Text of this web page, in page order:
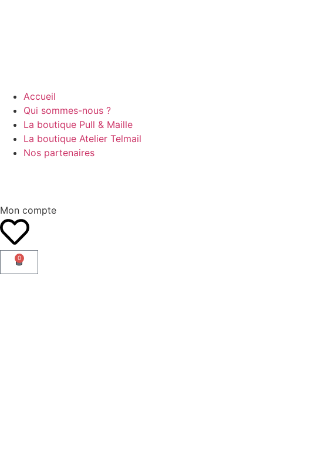
Accueil
Qui sommes-nous ?
La boutique Pull & Maille
La boutique Atelier Telmail
Nos partenaires
Mon compte
0